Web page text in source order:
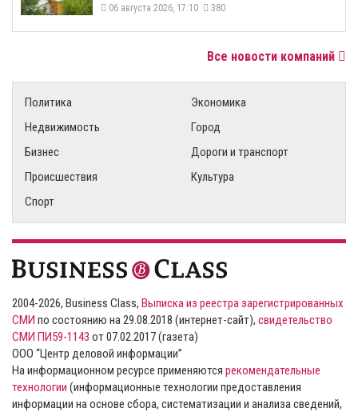
06 августа 2026, 17:10 380
Все новости компаний
Политика
Экономика
Недвижимость
Город
Бизнес
Дороги и транспорт
Происшествия
Культура
Спорт
2004-2026, Business Class, Выписка из реестра зарегистрированных
СМИ по состоянию на 29.08.2018 (интернет-сайт), свидетельство
СМИ ПИ59-1143 от 07.02.2017 (газета)
ООО “Центр деловой информации”
На информационном ресурсе применяются рекомендательные
технологии (информационные технологии предоставления
информации на основе сбора, систематизации и анализа сведений,